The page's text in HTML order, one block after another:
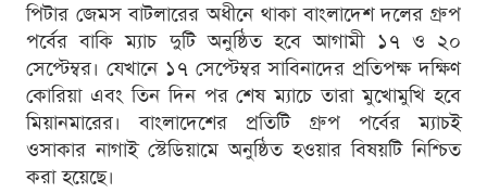
পিটার জেমস বাটলারের অধীনে থাকা বাংলাদেশ দলের গ্রুপ
পর্বের বাকি ম্যাচ দুটি অনুষ্ঠিত হবে আগামী ১৭ ও ২০
সেপ্টেম্বর। যেখানে ১৭ সেপ্টেম্বর সাবিনাদের প্রতিপক্ষ দক্ষিণ
কোরিয়া এবং তিন দিন পর শেষ ম্যাচে তারা মুখোমুখি হবে
মিয়ানমারের। বাংলাদেশের প্রতিটি গ্রুপ পর্বের ম্যাচই
ওসাকার নাগাই স্টেডিয়ামে অনুষ্ঠিত হওয়ার বিষয়টি নিশ্চিত
করা হয়েছে।